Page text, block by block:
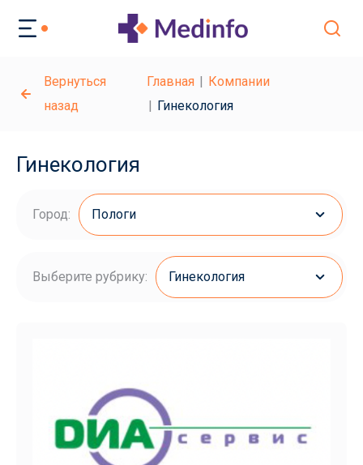
Вернуться
назад
Главная
Компании
Гинекология
Гинекология
Город: Пологи
Выберите рубрику: Гинекология